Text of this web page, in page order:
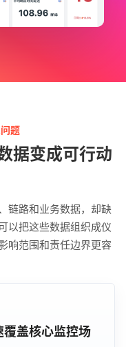
题
据变成可行动
链路和业务数据，却缺
以把这些数据组织成仪
响范围和责任边界更容
盖核心监控场